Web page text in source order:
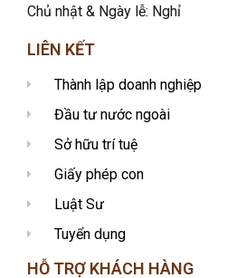
Chủ nhật & Ngày lễ: Nghỉ
LIÊN KẾT
Thành lập doanh nghiệp
Đầu tư nước ngoài
Sở hữu trí tuệ
Giấy phép con
Luật Sư
Tuyển dụng
HỖ TRỢ KHÁCH HÀNG